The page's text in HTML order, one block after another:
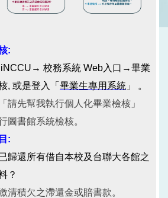
:
校務系統 Web入口 →畢業
, 或是登入
「 畢業生專用系統 」
。
請先幫我執行個人化畢業檢核」
圖書館系統檢核。
:
歸還所有借自本校及台聯大各館之
？
清積欠之滯還金或賠書款。